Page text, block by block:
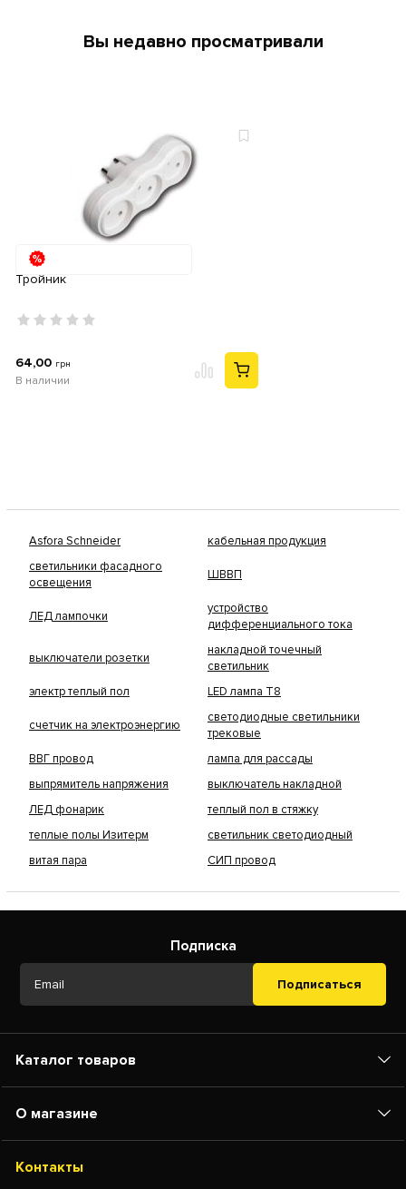
Вы недавно просматривали
Тройник
64,00 грн
В наличии
Asfora Schneider
кабельная продукция
светильники фасадного
освещения
ШВВП
ЛЕД лампочки
устройство
дифференциального тока
выключатели розетки
накладной точечный
светильник
электр теплый пол
LED лампа Т8
счетчик на электроэнергию
светодиодные светильники
трековые
ВВГ провод
лампа для рассады
выпрямитель напряжения
выключатель накладной
ЛЕД фонарик
теплый пол в стяжку
теплые полы Изитерм
светильник светодиодный
витая пара
СИП провод
Подписка
Подписаться
Каталог товаров
О магазине
Контакты